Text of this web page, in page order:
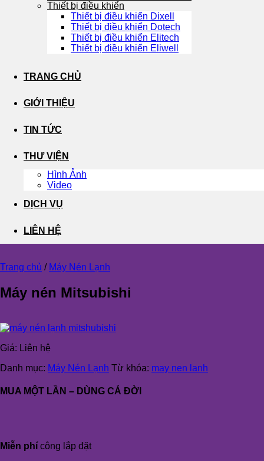
Thiết bị điều khiển
Thiết bị điều khiển Dixell
Thiết bị điều khiển Dotech
Thiết bị điều khiển Elitech
Thiết bị điều khiển Eliwell
TRANG CHỦ
GIỚI THIỆU
TIN TỨC
THƯ VIỆN
Hình Ảnh
Video
DỊCH VỤ
LIÊN HỆ
Trang chủ / Máy Nén Lạnh
Máy nén Mitsubishi
Giá: Liên hệ
Danh mục: Máy Nén Lạnh Từ khóa: may nen lanh
MUA MỘT LẦN – DÙNG CẢ ĐỜI
Miễn phí công lắp đặt